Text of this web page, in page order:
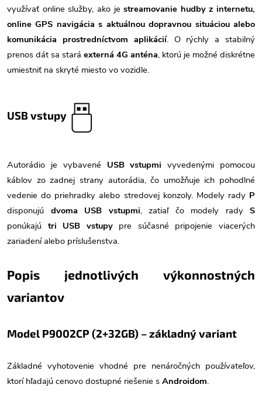
využívať online služby, ako jestreamovanie hudby z internetu,
online GPS navigácia s aktuálnou dopravnou situáciou alebo
komunikácia prostredníctvom aplikácií. O rýchly a stabilný
prenos dát sa stará externá 4G anténa, ktorú je možné diskrétne
umiestniť na skryté miesto vo vozidle.
USB vstupy
Autorádio je vybavené USB vstupmi vyvedenými pomocou
káblov zo zadnej strany autorádia, čo umožňuje ich pohodlné
vedenie do priehradky alebo stredovej konzoly. Modely rady P
disponujú dvoma USB vstupmi, zatiaľ čo modely rady S
ponúkajú tri USB vstupypre súčasné pripojenie viacerých
zariadení alebo príslušenstva.
Popis jednotlivých výkonnostných
variantov
Model P9002CP (2+32GB) – základný variant
Základné vyhotovenie vhodné pre nenáročných používateľov,
ktorí hľadajú cenovo dostupné riešenie s Androidom.